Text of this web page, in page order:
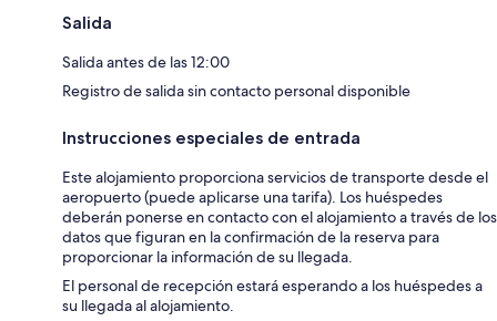
Salida
Salida antes de las 12:00
Registro de salida sin contacto personal disponible
Instrucciones especiales de entrada
Este alojamiento proporciona servicios de transporte desde el
aeropuerto (puede aplicarse una tarifa). Los huéspedes
deberán ponerse en contacto con el alojamiento a través de los
datos que figuran en la confirmación de la reserva para
proporcionar la información de su llegada.
El personal de recepción estará esperando a los huéspedes a
su llegada al alojamiento.